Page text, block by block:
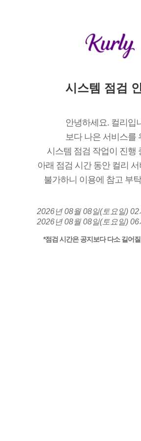
시스템 점검
안녕하세요. 컬리입
보다 나은 서비스를
시스템 점검 작업이 진행
아래 점검 시간 동안 컬리 서
불가하니 이용에 참고 부
2026년 08월 08일(토요일)
2026년 08월 08일(토요일)
*점검 시간은 공지보다 다소 길어